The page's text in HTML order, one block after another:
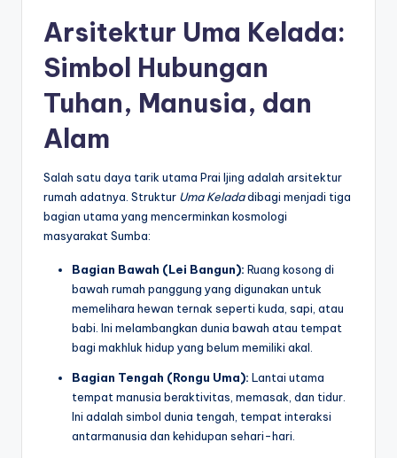
Arsitektur Uma Kelada:
Simbol Hubungan
Tuhan, Manusia, dan
Alam
Salah satu daya tarik utama Prai Ijing adalah arsitektur
rumah adatnya. Struktur Uma Keladadibagi menjadi tiga
bagian utama yang mencerminkan kosmologi
masyarakat Sumba:
Bagian Bawah (Lei Bangun): Ruang kosong di
bawah rumah panggung yang digunakan untuk
memelihara hewan ternak seperti kuda, sapi, atau
babi. Ini melambangkan dunia bawah atau tempat
bagi makhluk hidup yang belum memiliki akal.
Bagian Tengah (Rongu Uma): Lantai utama
tempat manusia beraktivitas, memasak, dan tidur.
Ini adalah simbol dunia tengah, tempat interaksi
antarmanusia dan kehidupan sehari-hari.